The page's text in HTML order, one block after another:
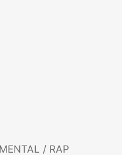
/ RAP